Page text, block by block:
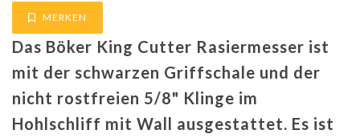
MERKEN
Das Böker King Cutter Rasiermesser ist
mit der schwarzen Griffschale und der
nicht rostfreien 5/8" Klinge im
Hohlschliff mit Wall ausgestattet. Es ist